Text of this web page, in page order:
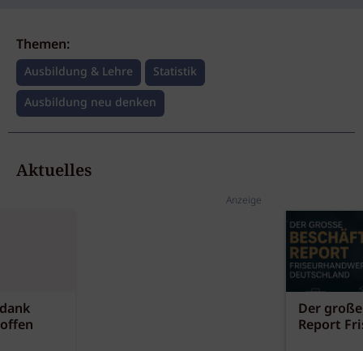
Themen:
Ausbildung & Lehre
Statistik
Ausbildung neu denken
Aktuelles
Anzeige
Der
Report